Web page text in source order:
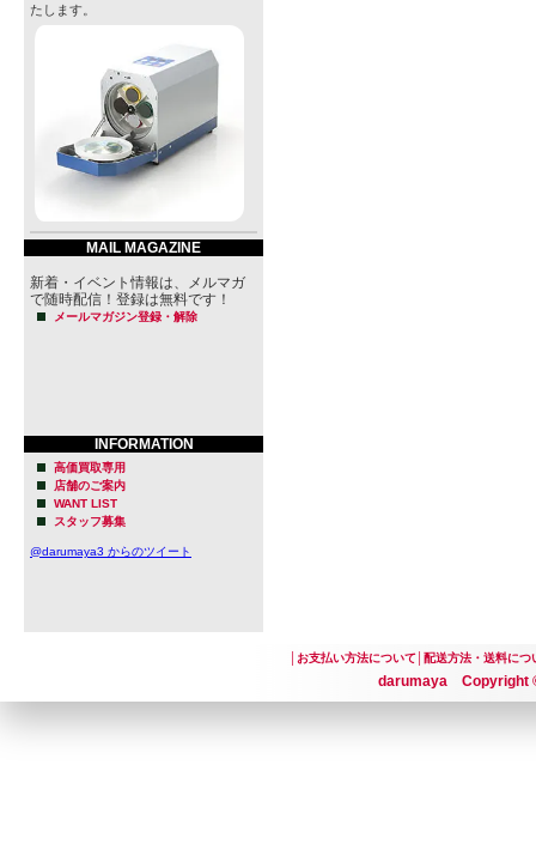
たします。
MAIL MAGAZINE
新着・イベント情報は、メルマガ
で随時配信！登録は無料です！
メールマガジン登録・解除
INFORMATION
高価買取専用
店舗のご案内
WANT LIST
スタッフ募集
@darumaya3 からのツイート
お支払い方法について│ 配送方法・送料につ
darumaya Copyright